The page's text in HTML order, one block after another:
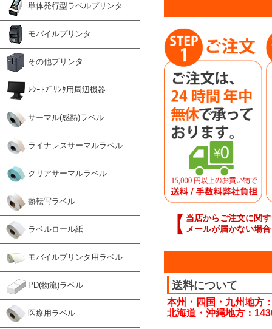
単体発行型ラベルプリンタ
モバイルプリンタ
その他プリンタ
ﾚｼｰﾄﾌﾟﾘﾝﾀ用周辺機器
サーマル(感熱)ラベル
ライナレスサーマルラベル
クリアサーマルラベル
熱転写ラベル
ラベルロール紙
モバイルプリンタ用ラベル
PD(物流)ラベル
医療用ラベル
【 当店からご注文に関
メールが届かない場合
送料について
本州・四国・九州地方
北海道・沖縄地方：